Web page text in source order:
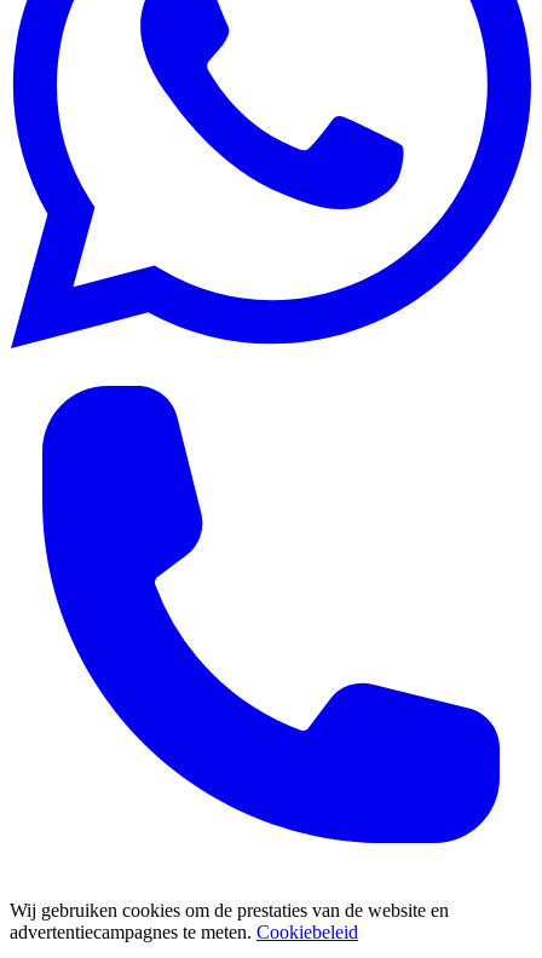
Wij gebruiken cookies om de prestaties van de website en
advertentiecampagnes te meten. Cookiebeleid